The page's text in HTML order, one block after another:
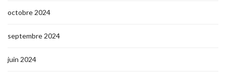
octobre 2024
septembre 2024
juin 2024